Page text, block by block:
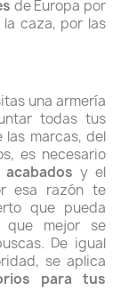
de Europa por
caza, por las
una armería
todas tus
las marcas, del
es necesario
y el
esa razón te
que pueda
que mejor se
De igual
se aplica
para tus